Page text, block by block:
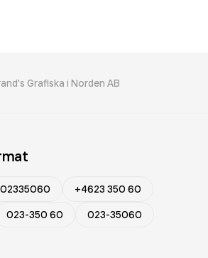
Grafiska i Norden AB
02335060
+4623 350 60
023-350 60 023-35060